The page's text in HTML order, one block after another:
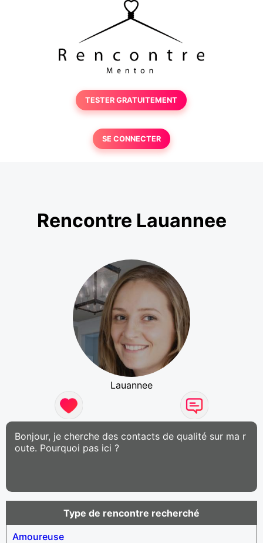
TESTER GRATUITEMENT
SE CONNECTER
Rencontre Lauannee
Lauannee
Bonjour, je cherche des contacts de qualité sur ma r
oute. Pourquoi pas ici ?
Type de rencontre recherché
Amoureuse